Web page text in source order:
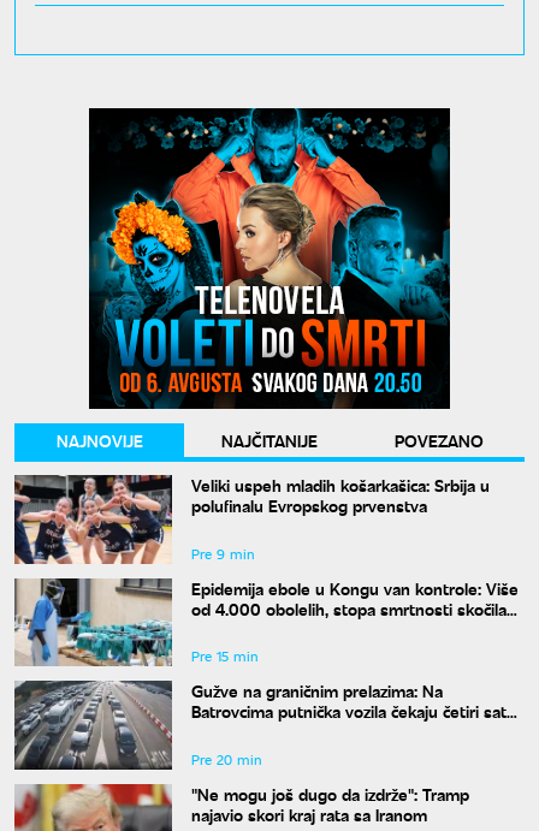
NAJNOVIJE NAJČITANIJE
POVEZANO
Veliki uspeh mladih košarkašica: Srbija u
polufinalu Evropskog prvenstva
Pre 9 min
Epidemija ebole u Kongu van kontrole: Više
od 4.000 obolelih, stopa smrtnosti skočila
Pre 15 min
Gužve na graničnim prelazima: Na
Batrovcima putnička vozila čekaju četiri sata
Pre 20 min
"Ne mogu još dugo da izdrže": Tramp
najavio skori kraj rata sa Iranom